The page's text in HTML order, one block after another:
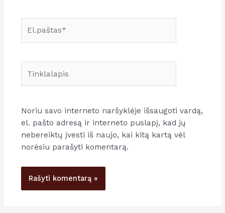
Noriu savo interneto naršyklėje išsaugoti vardą,
el. pašto adresą ir interneto puslapį, kad jų
nebereiktų įvesti iš naujo, kai kitą kartą vėl
norėsiu parašyti komentarą.